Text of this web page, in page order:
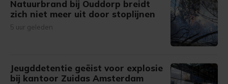
Natuurbrand bij Ouddorp breidt
zich niet meer uit door stoplijnen
5 uur geleden
Jeugddetentie geëist voor explosie
bij kantoor Zuidas Amsterdam